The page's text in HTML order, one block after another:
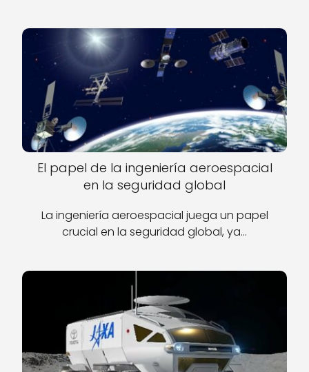
El papel de la ingeniería aeroespacial
en la seguridad global
La ingeniería aeroespacial juega un papel
crucial en la seguridad global, ya…